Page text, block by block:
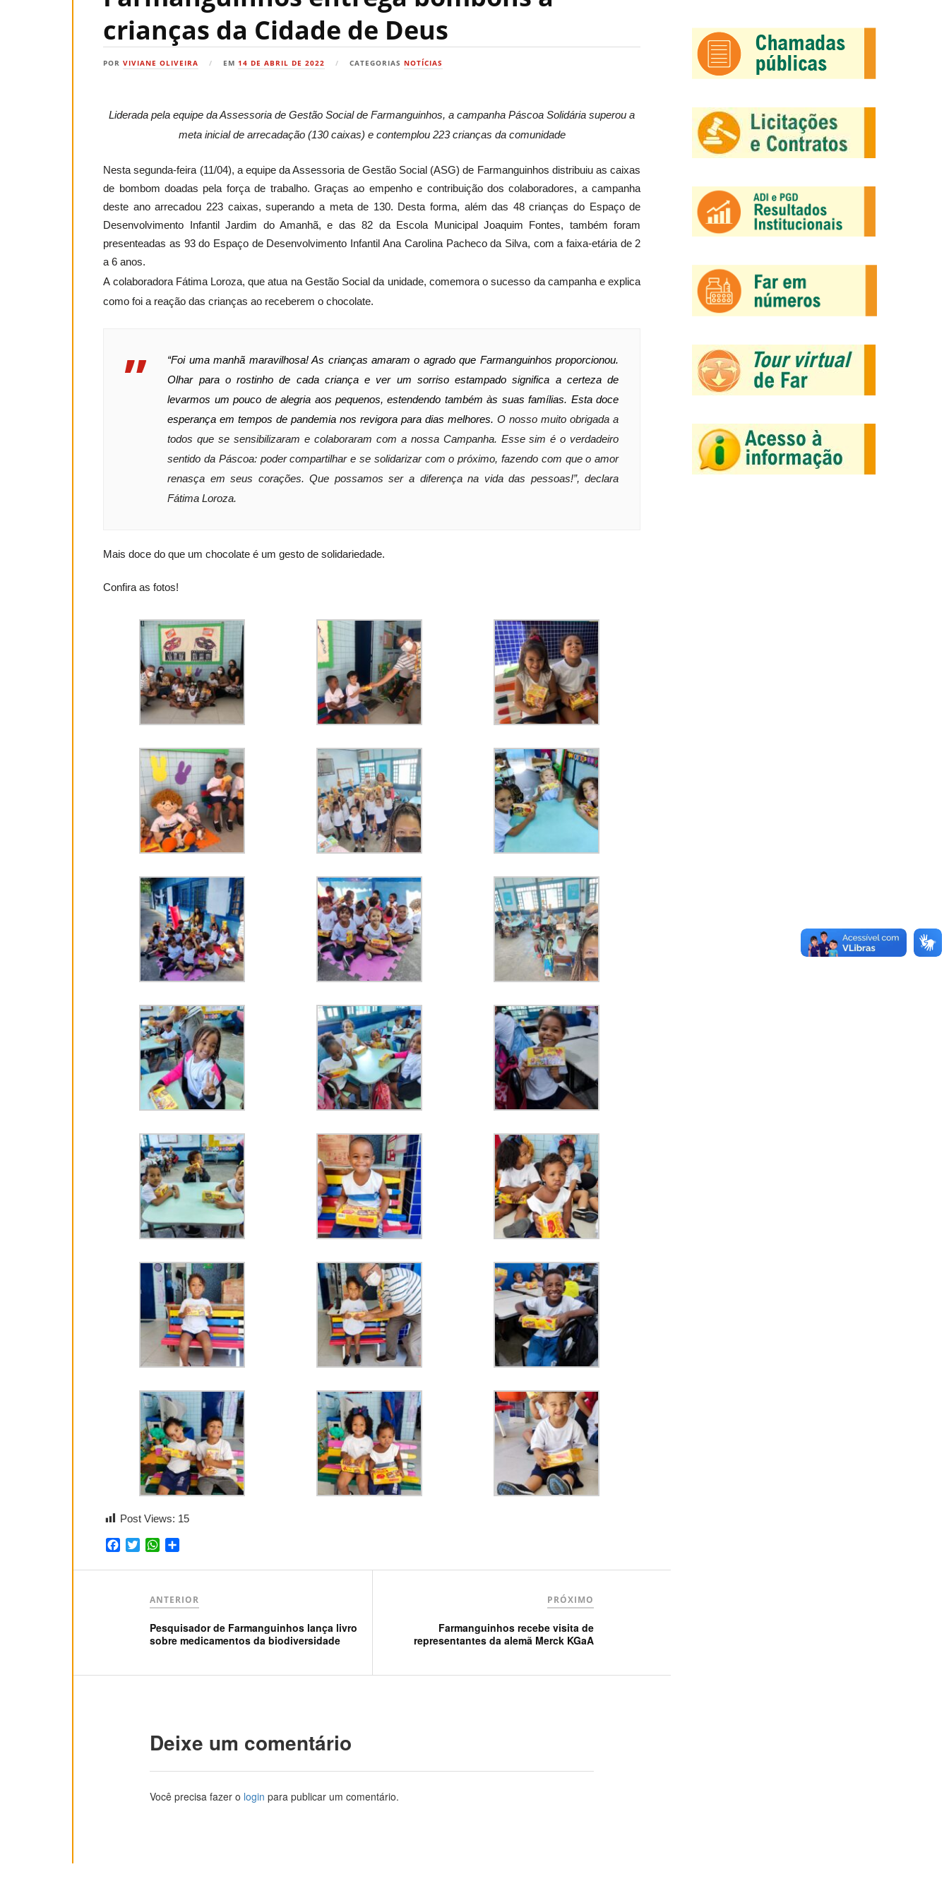
crianças da Cidade de Deus
PORVIVIANE OLIVEIRA EM14 DE ABRIL DE 2022 CATEGORIAS NOTÍCIAS
Liderada pela equipe da Assessoria de Gestão Social de Farmanguinhos, a campanha Páscoa Solidária superou a
meta inicial de arrecadação (130 caixas) e contemplou 223 crianças da comunidade
Nesta segunda-feira (11/04), a equipe da Assessoria de Gestão Social (ASG) de Farmanguinhos distribuiu as caixas
de bombom doadas pela força de trabalho. Graças ao empenho e contribuição dos colaboradores, a campanha
deste ano arrecadou 223 caixas, superando a meta de 130. Desta forma, além das 48 crianças do Espaço de
Desenvolvimento InfantilJardim do Amanhã, e das 82 da Escola Municipal Joaquim Fontes, também foram
presenteadas as 93 do Espaço de Desenvolvimento InfantilAna Carolina Pacheco da Silva, com a faixa-etária de 2
a 6 anos.
A colaboradora Fátima Loroza, que atua na Gestão Social da unidade, comemora o sucesso da campanha e explica
como foi a reação das crianças ao receberem o chocolate.
“Foi uma manhã maravilhosa! As crianças amaram o agrado que Farmanguinhos proporcionou.
Olhar para o rostinho de cada criança e ver um sorriso estampado significa a certeza de
levarmos um pouco de alegria aos pequenos, estendendo também às suas famílias. Esta doce
esperança em tempos de pandemia nos revigora para dias melhores.O nosso muito obrigada a
todos que se sensibilizaram e colaboraram com a nossa Campanha. Esse sim é o verdadeiro
sentido da Páscoa: poder compartilhar e se solidarizar com o próximo, fazendo com que o amor
renasça em seus corações. Que possamos ser a diferença na vida das pessoas!”, declara
Fátima Loroza.
Mais doce do que um chocolate é um gesto de solidariedade.
Confira as fotos!
Post Views: 15
Facebook
TwitterWhatsApp
ANTERIOR
Pesquisador de Farmanguinhos lança livro
sobre medicamentos da biodiversidade
PRÓXIMO
Farmanguinhos recebe visita de
representantes da alemã Merck KGaA
Deixe um comentário
Você precisa fazer o login para publicar um comentário.